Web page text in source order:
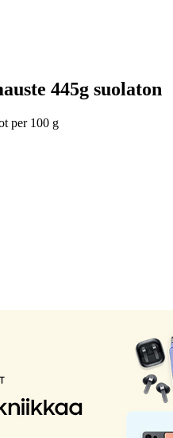
445g suolaton
per 100 g